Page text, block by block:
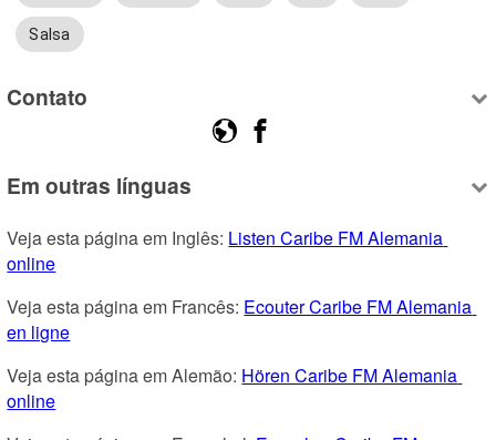
Salsa
Contato
Em outras línguas
Veja esta página em Inglês: Listen Caribe FM Alemania
online
Veja esta página em Francês: Ecouter Caribe FM Alemania
en ligne
Veja esta página em Alemão: Hören Caribe FM Alemania
online